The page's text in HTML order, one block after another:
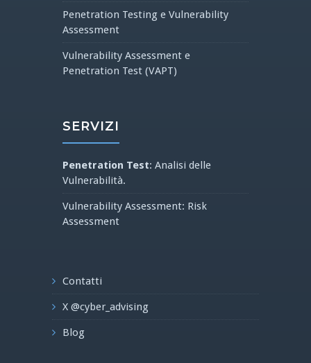
Penetration Testing e Vulnerability
Assessment
Vulnerability Assessment e
Penetration Test (VAPT)
SERVIZI
Penetration Test: Analisi delle
Vulnerabilità.
Vulnerability Assessment: Risk
Assessment
Contatti
X @cyber_advising
Blog